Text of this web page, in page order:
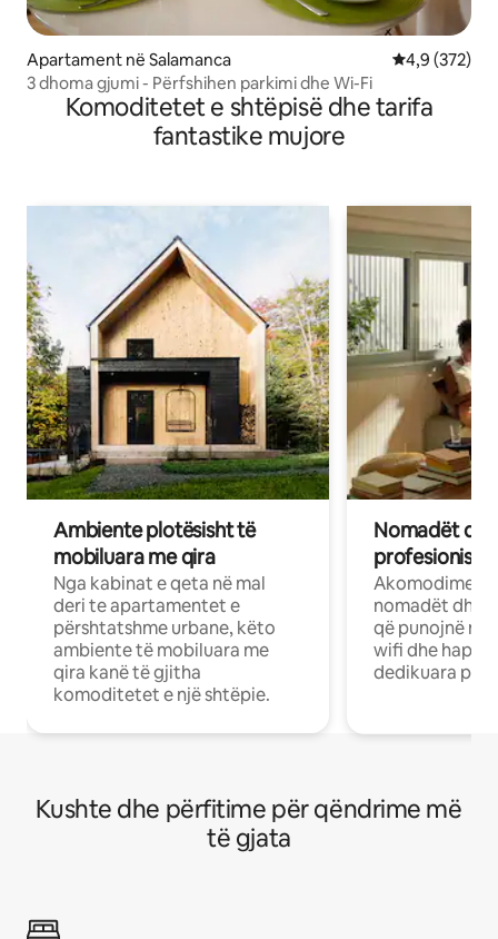
Apartament në Salamanca Vlerësimi
4,9 (372)
3 dhoma gjumi - Përfshihen parkimi dhe Wi-Fi
Komoditetet e shtëpisë dhe tarifa
fantastike mujore
Ambiente plotësisht të
mobiluara me qira
Nga kabinat e qeta në mal
deri te apartamentet e
përshtatshme urbane, këto
ambiente të mobiluara me
qira kanë të gjitha
komoditetet e një shtëpie.
Nomadët
Akomodime
nomadët dhe
që punojnë në
wifi dhe
dedikuara
Kushte dhe përfitime për qëndrime më
të gjata